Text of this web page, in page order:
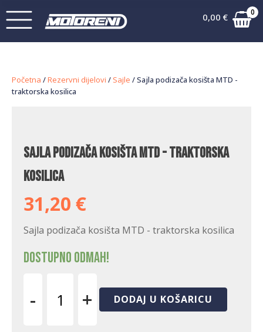
0,00 € 0
Početna /Rezervni dijelovi / Sajle / Sajla podizača kosišta MTD -
traktorska kosilica
Sajla podizača kosišta MTD - traktorska
kosilica
31,20 €
Sajla podizača kosišta MTD - traktorska kosilica
Dostupno odmah!
- + DODAJ U KOŠARICU